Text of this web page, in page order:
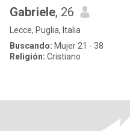
Gabriele, 26
Lecce, Puglia, Italia
Buscando: Mujer 21 - 38
Religión: Cristiano